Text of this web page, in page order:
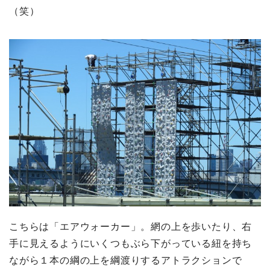
（笑）
こちらは「エアウォーカー」。網の上を歩いたり、右
手に見えるようにいくつもぶら下がっている紐を持ち
ながら１本の綱の上を綱渡りするアトラクションで